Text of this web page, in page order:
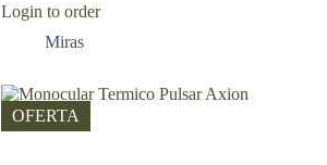
Login to order
Miras
OFERTA